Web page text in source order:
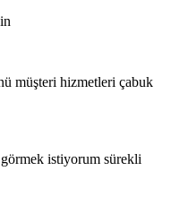
müşteri hizmetleri çabuk
istiyorum sürekli